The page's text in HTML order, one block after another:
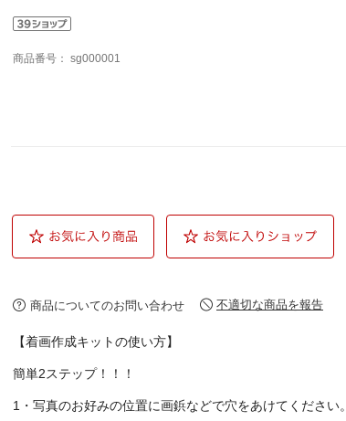
商品番号： sg000001
商品についてのお問い合わせ 不適切な商品を報告
【着画作成キットの使い方】
簡単2ステップ！！！
1・写真のお好みの位置に画鋲などで穴をあけてください。